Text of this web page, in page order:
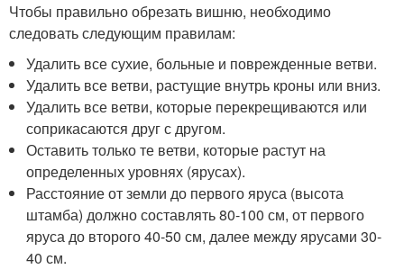
Чтобы правильно обрезать вишню, необходимо
следовать следующим правилам:
Удалить все сухие, больные и поврежденные ветви.
Удалить все ветви, растущие внутрь кроны или вниз.
Удалить все ветви, которые перекрещиваются или
соприкасаются друг с другом.
Оставить только те ветви, которые растут на
определенных уровнях (ярусах).
Расстояние от земли до первого яруса (высота
штамба) должно составлять 80-100 см, от первого
яруса до второго 40-50 см, далее между ярусами 30-
40 см.